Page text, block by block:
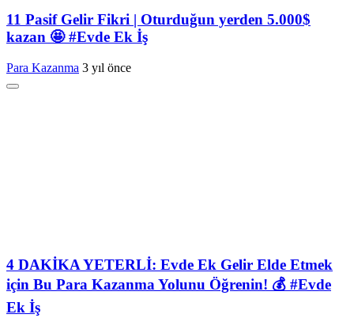
11 Pasif Gelir Fikri | Oturduğun yerden 5.000$
kazan 🤩 #Evde Ek İş
Para Kazanma 3 yıl önce
4 DAKİKA YETERLİ: Evde Ek Gelir Elde Etmek
için Bu Para Kazanma Yolunu Öğrenin! 💰 #Evde
Ek İş